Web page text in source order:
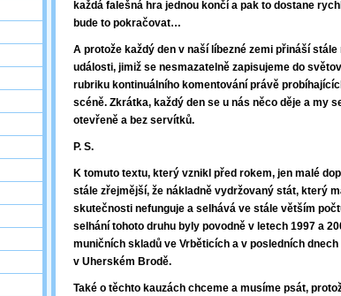
každá falešná hra jednou končí a pak to dostane
bude to pokračovat…
A protože každý den v naší líbezné zemi přináší
události, jimiž se nesmazatelně zapisujeme do
rubriku kontinuálního komentování právě
scéně. Zkrátka, každý den se u nás něco děje a my
otevřeně a bez servítků.
P. S.
K tomuto textu, který vznikl před rokem, jen malé
stále zřejmější, že nákladně vydržovaný stát, který
skutečnosti nefunguje a selhává ve stále větším
selhání tohoto druhu byly povodně v letech 1997 a
muničních skladů ve Vrběticích a v posledních
v Uherském Brodě.
Také o těchto kauzách chceme a musíme psát,